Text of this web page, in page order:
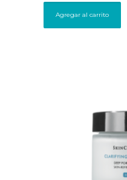
Agregar al carrito